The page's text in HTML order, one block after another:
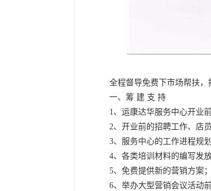
全程督导免费下市场帮扶
一、筹 建 支 持
1、运康达华服务中心开业
2、开业前的招聘工作、店
3、服务中心的工作进程规
4、各类培训材料的编写发
5、免费提供新的营销方案；
6、举办大型营销会议活动